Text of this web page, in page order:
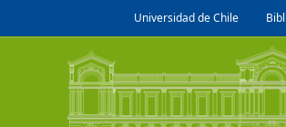
Universidad de Chile